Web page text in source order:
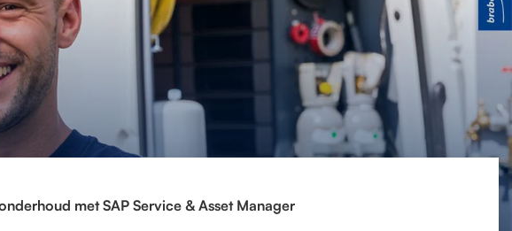
met SAP Service & Asset Manager